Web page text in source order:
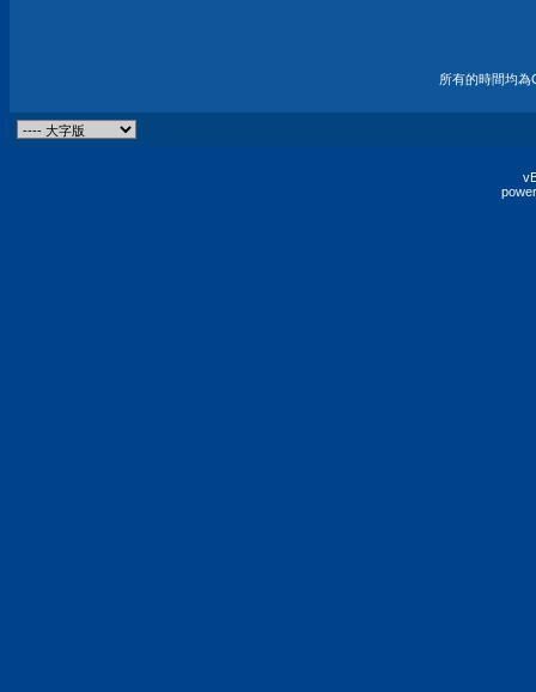
所有的時間均為